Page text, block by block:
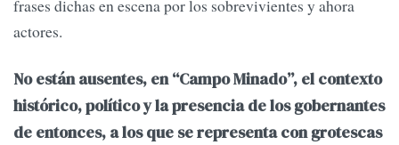
frases dichas en escena por los sobrevivientes y ahora
actores.
No están ausentes, en “Campo Minado”, el contexto
histórico, político y la presencia de los gobernantes
de entonces, a los que se representa con grotescas